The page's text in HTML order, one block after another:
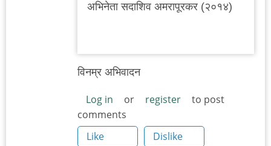
अभिनेता सदाशिव अमरापूरकर (२०१४)
विनम्र अभिवादन
Log in or register
to post
comments
Like
Dislike